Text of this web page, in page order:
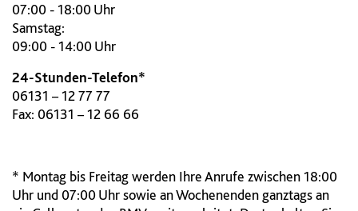
07:00 - 18:00 Uhr
Samstag:
09:00 - 14:00 Uhr
24-Stunden-Telefon*
06131 – 12 77 77
Fax: 06131 – 12 66 66
* Montag bis Freitag werden Ihre Anrufe zwischen 18:00
Uhr und 07:00 Uhr sowie an Wochenenden ganztags an